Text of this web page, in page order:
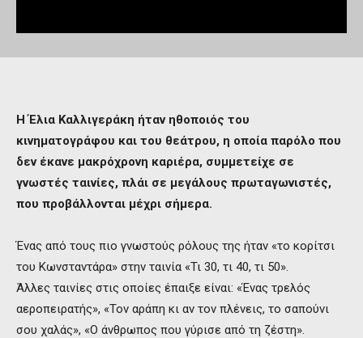
Η Έλια Καλλιγεράκη ήταν ηθοποιός του
κινηματογράφου και του θεάτρου, η οποία παρόλο που
δεν έκανε μακρόχρονη καριέρα, συμμετείχε σε
γνωστές ταινίες, πλάι σε μεγάλους πρωταγωνιστές,
που προβάλλονται μέχρι σήμερα.
Ένας από τους πιο γνωστούς ρόλους της ήταν «το κορίτσι
του Κωνσταντάρα» στην ταινία «Τι 30, τι 40, τι 50».
Άλλες ταινίες στις οποίες έπαιξε είναι: «Ένας τρελός
αεροπειρατής», «Τον αράπη κι αν τον πλένεις, το σαπούνι
σου χαλάς», «Ο άνθρωπος που γύρισε από τη ζέστη».